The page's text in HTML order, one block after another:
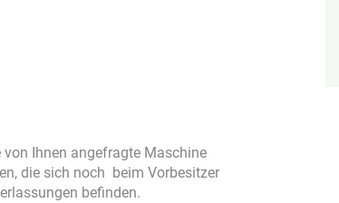
Ihnen angefragte Maschine
die sich noch beim Vorbesitzer
befinden.